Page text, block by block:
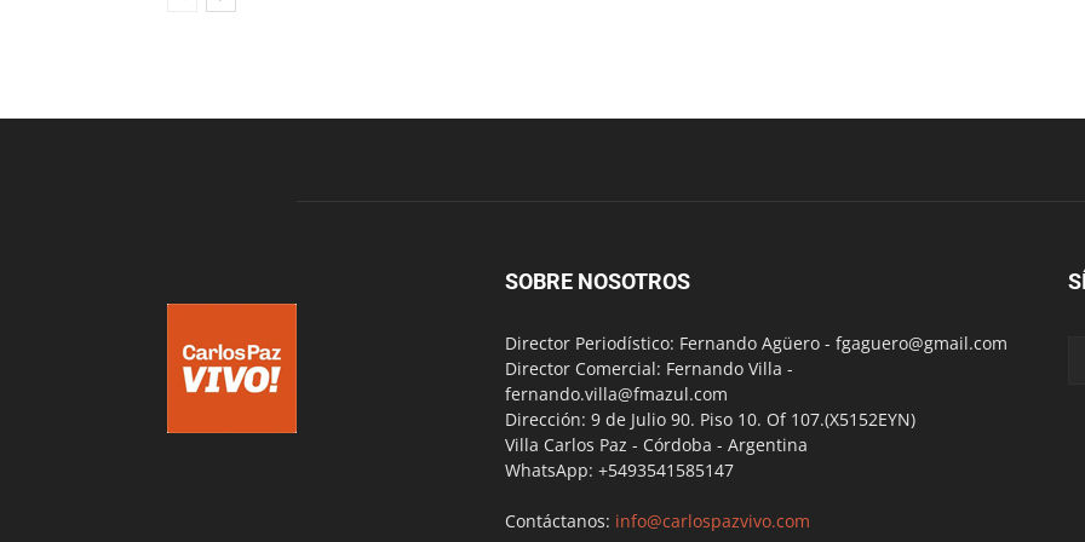
SOBRE NOSOTROS
Director Periodístico: Fernando Agüero - fgaguero@gmail.com
Director Comercial: Fernando Villa -
fernando.villa@fmazul.com
Dirección: 9 de Julio 90. Piso 10. Of 107.(X5152EYN)
Villa Carlos Paz - Córdoba - Argentina
WhatsApp: +5493541585147
Contáctanos: info@carlospazvivo.com